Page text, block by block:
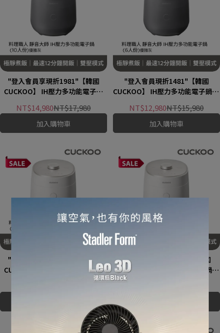
"登入會員享現折1981"【韓國
CUCKOO】 IH壓力多功能電子鍋
NT$14,980NT$17,980
加入購物車
"登入會員現折1481"【韓國
CUCKOO】 IH壓力多功能電子鍋 (6
NT$12,980NT$15,980
加入購物車
"登入會員享現折1981"【韓國
CUCKOO】 IH壓力多功能電子鍋
"登入會員現折$1481"【韓國
CUCKOO】 IH壓力多功能電子鍋 (6